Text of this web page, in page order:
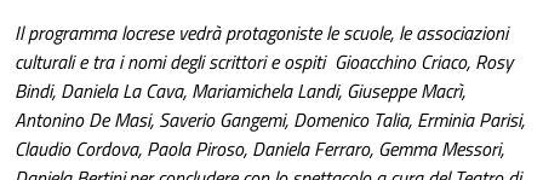
Il programma locrese vedrà protagoniste le scuole, le associazioni
culturali e tra i nomi degli scrittori e ospiti Gioacchino Criaco, Rosy
Bindi, Daniela La Cava, Mariamichela Landi, Giuseppe Macrì,
Antonino De Masi, Saverio Gangemi, Domenico Talia, Erminia Parisi,
Claudio Cordova, Paola Piroso, Daniela Ferraro, Gemma Messori,